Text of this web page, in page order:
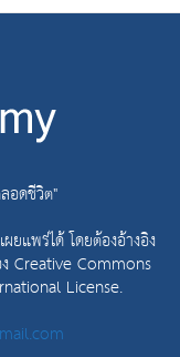
อดชีวิต"
ยแพร่ได้ โดยต้องอ้างอิง
Creative Commons
License.